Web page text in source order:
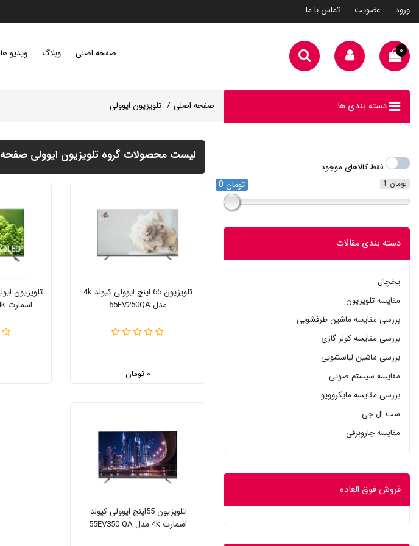
ورود عضویت تماس با ما
۰ صفحه اصلی وبلاگ ویدیو ها
صفحه اصلی تلویزیون ایوولی
لیست محصولات گروه تلویزیون ایوولی صفحه 1
تلویزیون 65 اینچ ایوولی کیولد 4k
مدل 65EV250QA
۰ تومان
اسمارت 4k مدل 55EV250QA
تلویزیون 55اینچ ایوولی کیولد
اسمارت 4k مدل 55EV350 QA
دسته بندی ها
فقط کالاهای موجود
1 تومان 0 تومان
دسته بندی مقالات
یخچال
مقایسه تلویزیون
بررسی مقایسه ماشین ظرفشویی
بررسی مقایسه کولر گازی
بررسی ماشین لباسشویی
مقایسه سیستم صوتی
بررسی مقایسه مایکروویو
ست ال جی
مقایسه جاروبرقی
فروش فوق العاده